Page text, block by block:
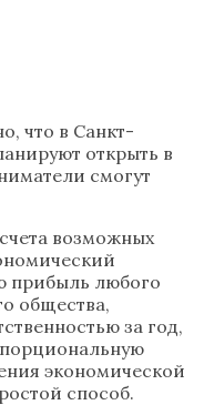
что в Санкт-
открыть в
смогут
возможных
прибыль любого
общества,
за год,
экономической
способ.